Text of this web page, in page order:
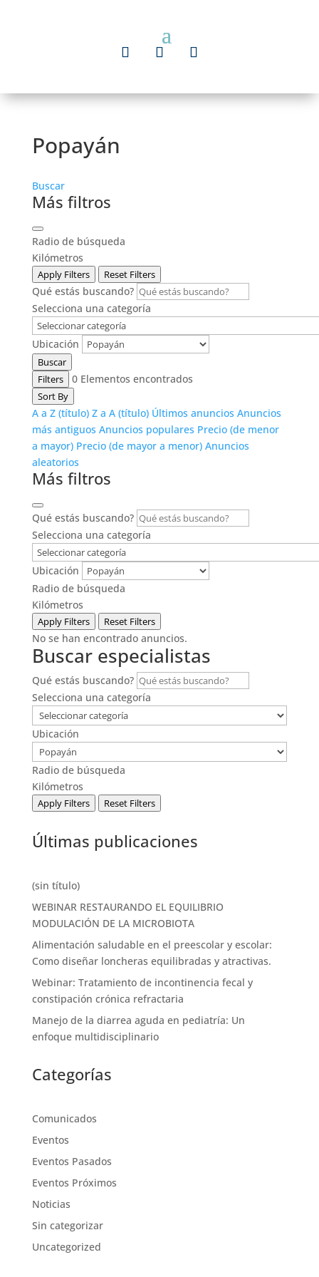
Popayán
Buscar
Más filtros
Radio de búsqueda
Kilómetros
Apply Filters Reset Filters
Qué estás buscando?
Selecciona una categoría
Ubicación
Buscar
Filters
0Elementos encontrados
Sort By
A a Z (título) Z a A (título) Últimos anuncios Anuncios
más antiguos Anuncios populares Precio (de menor
a mayor) Precio (de mayor a menor) Anuncios
aleatorios
Más filtros
Qué estás buscando?
Selecciona una categoría
Ubicación
Radio de búsqueda
Kilómetros
Apply Filters Reset Filters
No se han encontrado anuncios.
Buscar especialistas
Qué estás buscando?
Selecciona una categoría
Ubicación
Radio de búsqueda
Kilómetros
Apply Filters Reset Filters
Últimas publicaciones
(sin título)
WEBINAR RESTAURANDO EL EQUILIBRIO
MODULACIÓN DE LA MICROBIOTA
Alimentación saludable en el preescolar y escolar:
Como diseñar loncheras equilibradas y atractivas.
Webinar: Tratamiento de incontinencia fecal y
constipación crónica refractaria
Manejo de la diarrea aguda en pediatría: Un
enfoque multidisciplinario
Categorías
Comunicados
Eventos
Eventos Pasados
Eventos Próximos
Noticias
Sin categorizar
Uncategorized